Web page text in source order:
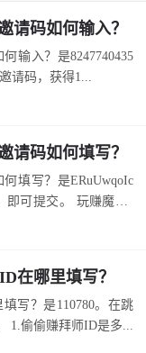
请码如何输入？
输入？是8247740435
请码，获得1...
请码如何填写？
填写？是ERuUwqoIc
可提交。 玩赚魔盒a
在哪里填写？
写？是110780。在跳
1.偷偷赚拜师ID是多...